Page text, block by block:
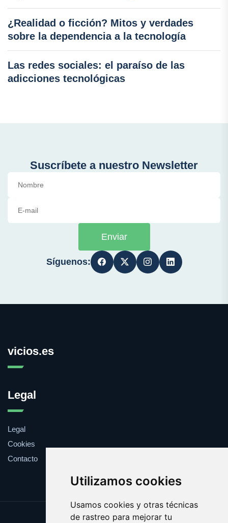
Utilizamos cookies
Usamos cookies y otras técnicas
de rastreo para mejorar tu
¿Realidad o ficción? Mitos y verdades
sobre la dependencia a la tecnología
Las redes sociales: el paraíso de las
adicciones tecnológicas
Suscríbete a nuestro Newsletter
Enviar
Síguenos:
vicios.es
Legal
Legal
Cookies
Contacto
Update cookies preferences